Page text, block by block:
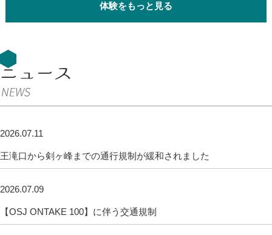
体験をもっと見る
2026.07.11
王滝口から剣ヶ峰までの通行規制が緩和されました
2026.07.09
【OSJ ONTAKE 100】に伴う交通規制